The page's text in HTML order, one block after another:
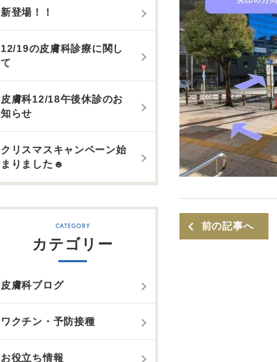
前の記事へ
新登場！！
12/19の皮膚科診療に関し
て
皮膚科12/18午後休診のお
知らせ
クリスマスキャンペーン始
まりました☻
カテゴリー
皮膚科ブログ
ワクチン・予防接種
お役立ち情報